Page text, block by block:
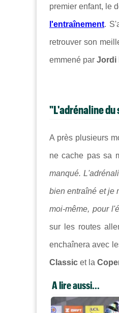
premier enfant, le
l'entraînement.
retrouver son
emmené par Jordi
"L'adrénaline du
A près plusieurs
ne cache pas sa
manqué.
bien entraîné et je
moi-même, pour
sur les routes
enchaînera avec
Classic et la
A lire aussi...